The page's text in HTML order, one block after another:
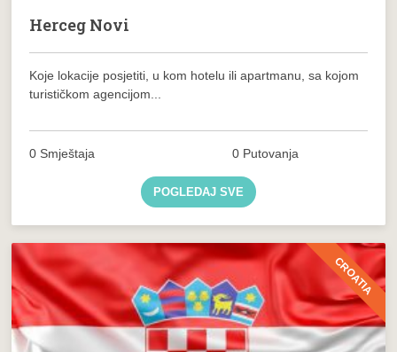
Herceg Novi
Koje lokacije posjetiti, u kom hotelu ili apartmanu, sa kojom
turističkom agencijom...
0 Smještaja 0 Putovanja
POGLEDAJ SVE
CROATIA